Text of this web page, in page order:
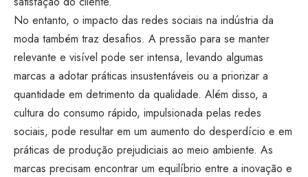
No entanto, o impacto das redes sociais na indústria da
moda também traz desafios. A pressão para se manter
relevante e visível pode ser intensa, levando algumas
marcas a adotar práticas insustentáveis ou a priorizar a
quantidade em detrimento da qualidade. Além disso, a
cultura do consumo rápido, impulsionada pelas redes
sociais, pode resultar em um aumento do desperdício e em
práticas de produção prejudiciais ao meio ambiente. As
marcas precisam encontrar um equilíbrio entre a inovação e